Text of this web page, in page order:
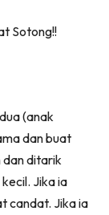
(anak
dan buat
dan ditarik
Jika ia
candat. Jika ia